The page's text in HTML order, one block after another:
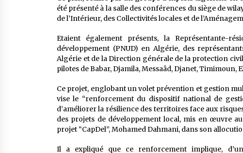
été présenté à la salle des conférences du siège de
de l’Intérieur, des Collectivités locales et de
Etaient également présents, la Représentante-
développement (PNUD) en Algérie, des
Algérie et de la Direction générale de la protection
pilotes de Babar, Djamila, Messaâd, Djanet, Timimoun,
Ce projet, englobant un volet prévention et gestion
vise le “renforcement du dispositif national de
d’améliorer la résilience des territoires face aux
des projets de développement local, mis en œuvre
projet “CapDel”, Mohamed Dahmani, dans son
Il a expliqué que ce renforcement implique,